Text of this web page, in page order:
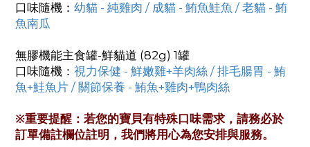
口味隨機： 幼貓 - 純雞肉 / 成貓 - 鮪魚鮭魚 / 老貓 - 鮪
魚南瓜
無膠機能主食罐-鮮貓道 (82g) 1罐
口味隨機： 視力保健 - 鮮嫩雞+羊肉絲 / 排毛腸胃 - 鮪
魚+鮭魚片 / 關節保養 - 鮪魚+雞肉+鴨肉絲
※重要提醒：若您的寶貝有特殊口味需求，請務必於
訂單備註欄位註明 ， 我們將用心為您安排與服務。